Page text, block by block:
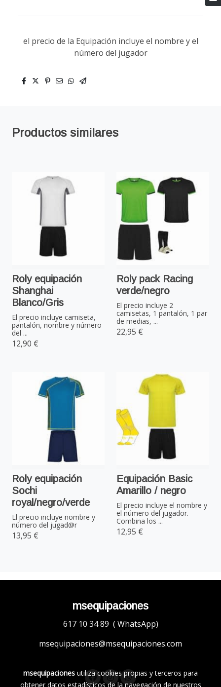
el precio de la Equipación incluye el nombre y el
número del jugador
Productos similares
Roly equipación
Shanghai
Blanco/Gris
El precio incluye camiseta,
pantalón, nombre y número
del ...
12,90 €
Roly pack Racing
verde/negro
El precio incluye 2
camisetas, 1 pantalón, 1 par
de medias, ...
22,95 €
Roly equipación
Sochi
royal/negro/verde
El precio incluye nombre y
número del jugad@r
13,95 €
Equipación Basic
Amarillo / negro
El precio incluye el nombre y
el número del jugador.
Combina los ...
12,95 €
msequipaciones
617 10 34 89 ( WhatsApp)
msequipaciones@msequipaciones.com
msequipaciones utiliza cookies propias y terceros para
obtener datos estadísticos de la navegación de nuestros